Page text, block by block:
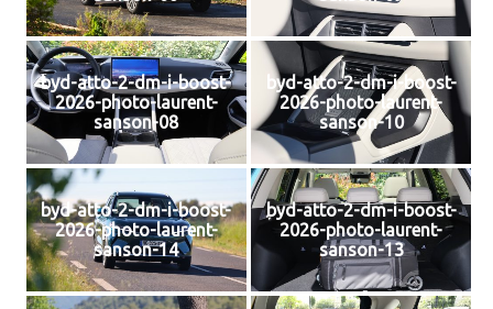
byd-atto-2-dm-i-boost-
2026-photo-laurent-
sanson-08
byd-atto-2-dm-i-boost-
2026-photo-laurent-
sanson-10
byd-atto-2-dm-i-boost-
2026-photo-laurent-
sanson-14
byd-atto-2-dm-i-boost-
2026-photo-laurent-
sanson-13